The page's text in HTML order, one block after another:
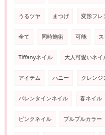
うるツヤ まつげ 変形フレ
全て 同時施術 可能
Tiffanyネイル 大人可愛いネイ
アイテム ハニー クレンジ
バレンタインネイル 春ネイル
ピンクネイル プルプルカラー